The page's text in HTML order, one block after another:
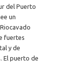
del Puerto
un
fuertes
y de
El puerto de